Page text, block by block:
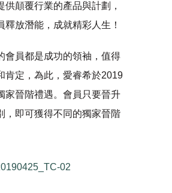
供顛覆行業的產品與計劃，
釋放潛能，成就精彩人生！
會員都是成功的領袖，值得
肯定，為此，愛睿希於2019
家晉階禮遇。會員只要晉升
，即可獲得不同的獨家晉階